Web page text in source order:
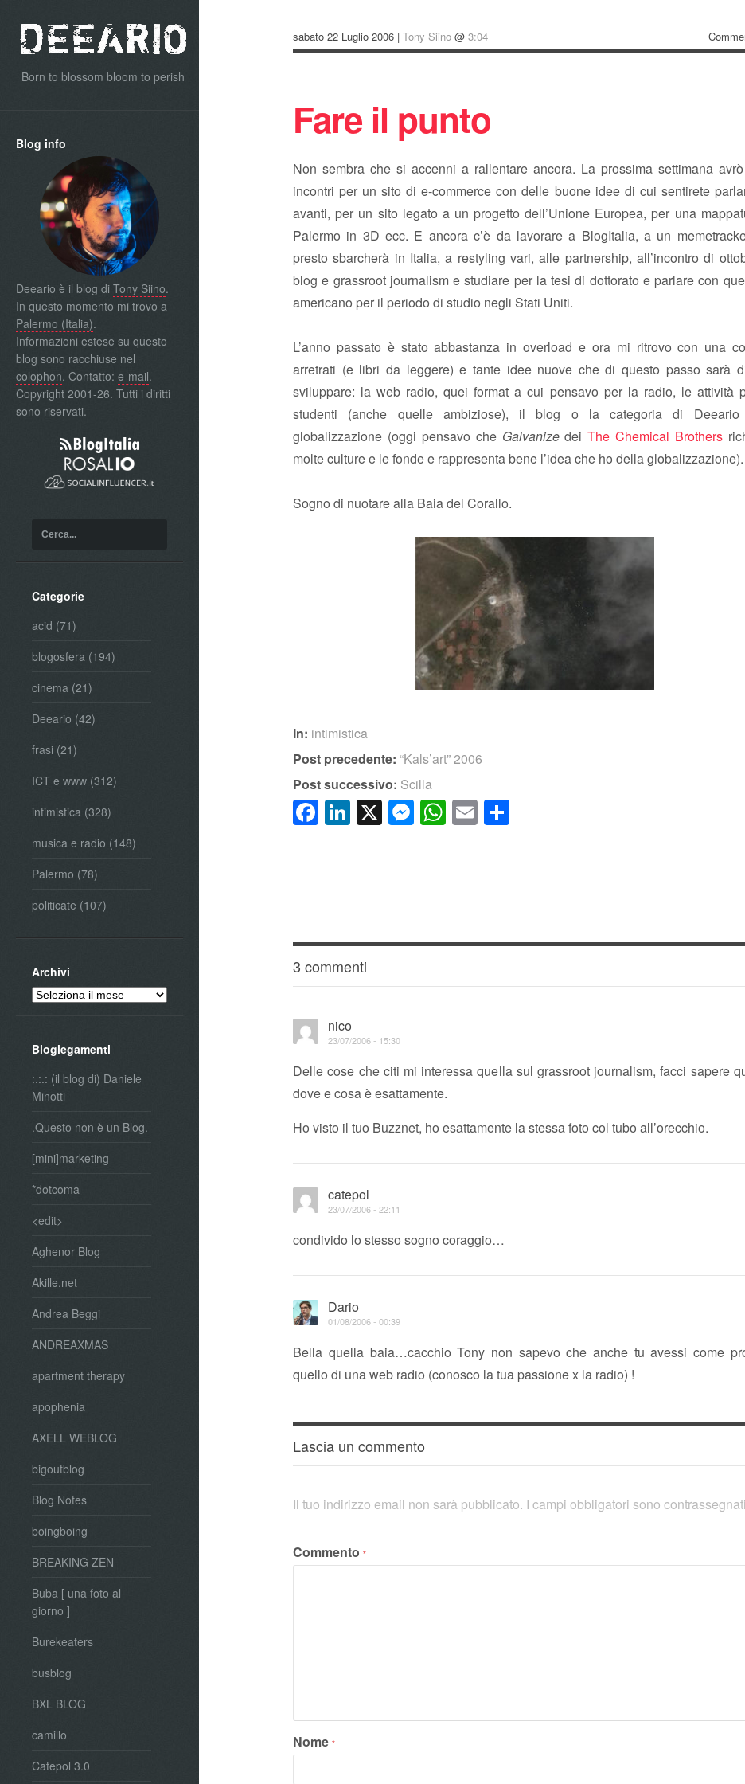
Born to blossom bloom to perish
Blog info
Deeario è il blog di Tony Siino.
In questo momento mi trovo a
Palermo (Italia).
Informazioni estese su questo
blog sono racchiuse nel
colophon. Contatto: e-mail.
Copyright 2001-26. Tutti i diritti
sono riservati.
Categorie
acid (71)
blogosfera (194)
cinema (21)
Deeario (42)
frasi (21)
ICT e www (312)
intimistica (328)
musica e radio (148)
Palermo (78)
politicate (107)
Archivi
Archivi
Bloglegamenti
:.:.: (il blog di) Daniele
Minotti
.Questo non è un Blog.
[mini]marketing
*dotcoma
<edit>
Aghenor Blog
Akille.net
Andrea Beggi
ANDREAXMAS
apartment therapy
apophenia
AXELL WEBLOG
bigoutblog
Blog Notes
boingboing
BREAKING ZEN
Buba [ una foto al
giorno ]
Burekeaters
busblog
BXL BLOG
camillo
Catepol 3.0
sabato 22 Luglio 2006 |Tony Siino @3:04
Fare il punto
Non sembra che si accenni a rallentare ancora. La prossima settimana
incontri per un sito di e-commerce con delle buone idee di cui sentirete
avanti, per un sito legato a un progetto dell’Unione Europea, per una
Palermo in 3D ecc. E ancora c’è da lavorare a BlogItalia, a un
presto sbarcherà in Italia, a restyling vari, alle partnership, all’incontro di
blog e grassroot journalism e studiare per la tesi di dottorato e parlare con
americano per il periodo di studio negli Stati Uniti.
L’anno passato è stato abbastanza in overload e ora mi ritrovo con una
arretrati (e libri da leggere) e tante idee nuove che di questo passo sarà
sviluppare: la web radio, quei format a cui pensavo per la radio, le attività
studenti (anche quelle ambiziose), il blog o la categoria di Deeario
globalizzazione (oggi pensavo che GalvanizedeiThe Chemical Brothers
molte culture e le fonde e rappresenta bene l’idea che ho della globalizzazione).
Sogno di nuotare alla Baia del Corallo.
In: intimistica
Post precedente:“Kals’art” 2006
Post successivo: Scilla
Facebook
LinkedIn
X Messenger
WhatsApp
Email
3 commenti
nico
23/07/2006 - 15:30
Delle cose che citi mi interessa quella sul grassroot journalism, facci sapere
dove e cosa è esattamente.
Ho visto il tuo Buzznet, ho esattamente la stessa foto col tubo all’orecchio.
catepol
23/07/2006 - 22:11
condivido lo stesso sogno coraggio…
Dario
01/08/2006 - 00:39
Bella quella baia…cacchio Tony non sapevo che anche tu avessi come
quello di una web radio (conosco la tua passione x la radio) !
Lascia un commento
Il tuo indirizzo email non sarà pubblicato. I campi obbligatori sono
Commento*
Nome*